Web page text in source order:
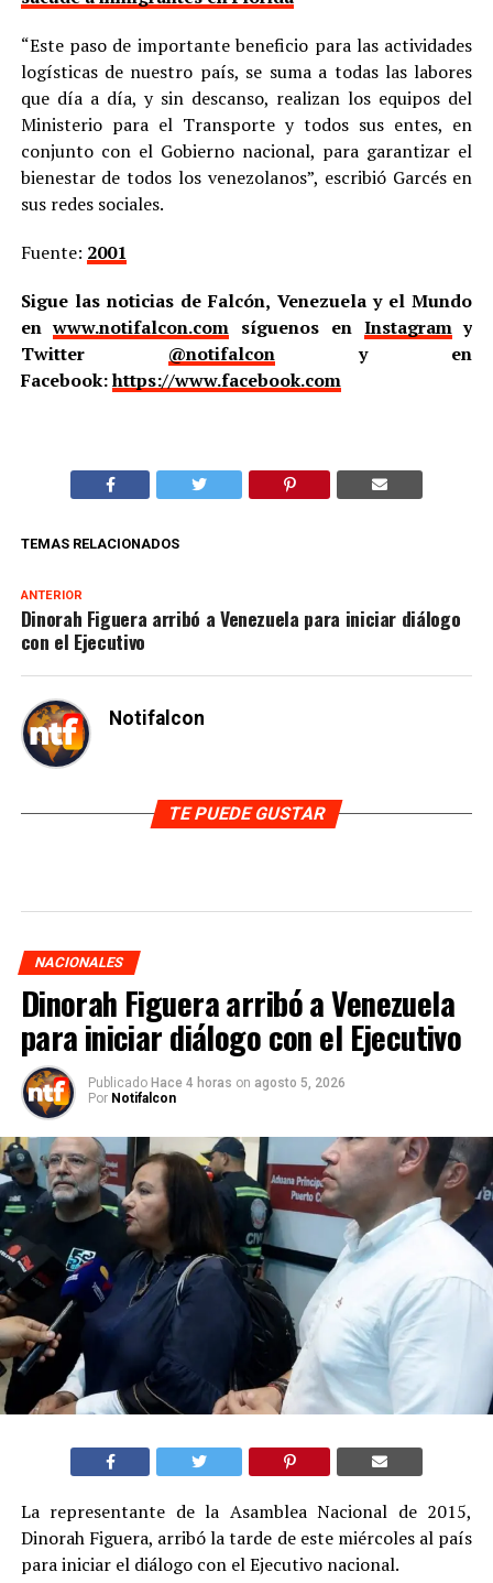
“Este paso de importante beneficio para las actividades
logísticas de nuestro país, se suma a todas las labores
que día a día, y sin descanso, realizan los equipos del
Ministerio para el Transporte y todos sus entes, en
conjunto con el Gobierno nacional, para garantizar el
bienestar de todos los venezolanos”, escribió Garcés en
sus redes sociales.
Fuente: 2001
Sigue las noticias de Falcón, Venezuela y el Mundo
enwww.notifalcon.com síguenos en Instagramy
Twitter @notifalcony en
Facebook:https://www.facebook.com
TEMAS RELACIONADOS
ANTERIOR
Dinorah Figuera arribó a Venezuela para iniciar diálogo
con el Ejecutivo
Notifalcon
TE PUEDE GUSTAR
NACIONALES
Dinorah Figuera arribó a Venezuela
para iniciar diálogo con el Ejecutivo
Publicado Hace 4 horas on agosto 5, 2026
Por Notifalcon
La representante de la Asamblea Nacional de 2015,
Dinorah Figuera, arribó la tarde de este miércoles al país
para iniciar el diálogo con el Ejecutivo nacional.